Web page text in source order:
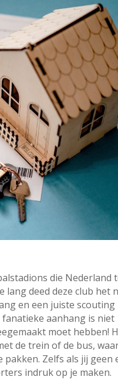
die Nederland
lang deed deze club het
en een juiste scouting
aanhang is niet
moet hebben!
de trein of de bus,
Zelfs als jij geen
indruk op je maken.